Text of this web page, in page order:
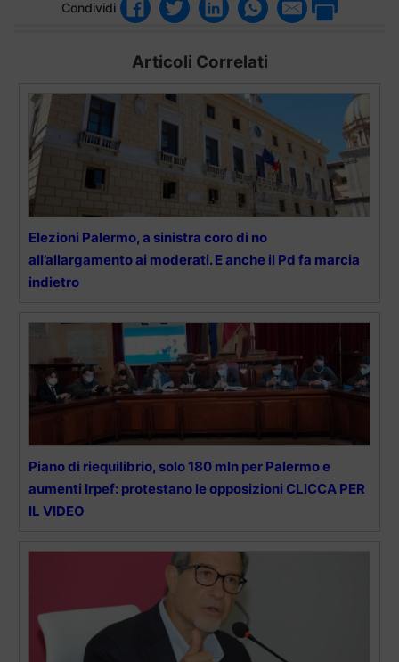
Condividi
Articoli Correlati
Elezioni Palermo, a sinistra coro di no
all’allargamento ai moderati. E anche il Pd fa marcia
indietro
Piano di riequilibrio, solo 180 mln per Palermo e
aumenti Irpef: protestano le opposizioni CLICCA PER
IL VIDEO